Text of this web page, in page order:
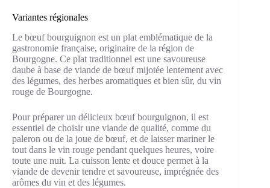
Variantes régionales
Le bœuf bourguignon est un plat emblématique de la
gastronomie française, originaire de la région de
Bourgogne. Ce plat traditionnel est une savoureuse
daube à base de viande de bœuf mijotée lentement avec
des légumes, des herbes aromatiques et bien sûr, du vin
rouge de Bourgogne.
Pour préparer un délicieux bœuf bourguignon, il est
essentiel de choisir une viande de qualité, comme du
paleron ou de la joue de bœuf, et de laisser mariner le
tout dans le vin rouge pendant quelques heures, voire
toute une nuit. La cuisson lente et douce permet à la
viande de devenir tendre et savoureuse, imprégnée des
arômes du vin et des légumes.